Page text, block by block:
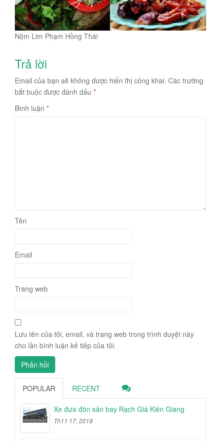
Nộm Lim Phạm Hồng Thái
Trả lời
Email của bạn sẽ không được hiển thị công khai. Các trường
bắt buộc được đánh dấu *
Bình luận *
Tên
Email
Trang web
Lưu tên của tôi, email, và trang web trong trình duyệt này
cho lần bình luận kế tiếp của tôi.
POPULAR RECENT
Xe đưa đón sân bay Rạch Giá Kiên Giang
Th11 17, 2018